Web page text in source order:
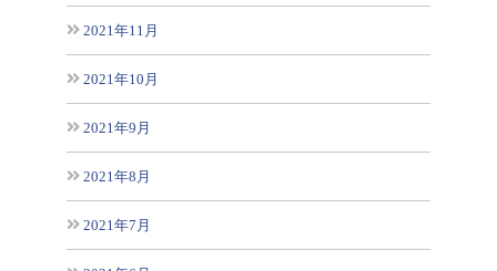
2021年11月
2021年10月
2021年9月
2021年8月
2021年7月